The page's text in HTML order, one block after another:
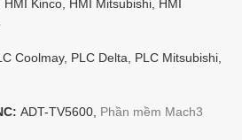
Kinco, HMI Mitsubishi, HMI
Coolmay, PLC Delta, PLC Mitsubishi,
ADT-TV5600, Phần mềm Mach3